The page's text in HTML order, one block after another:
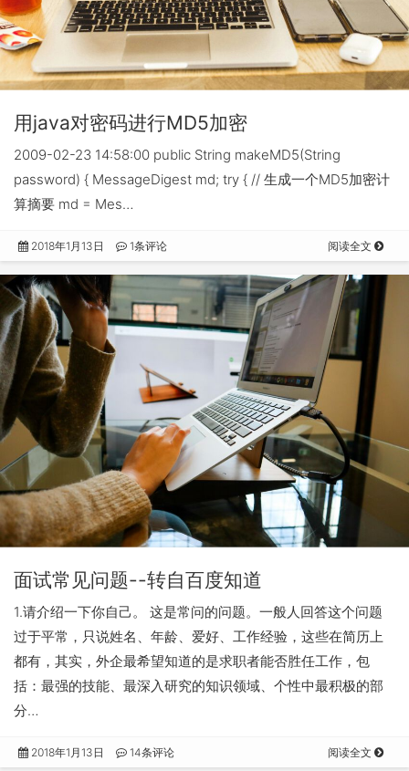
用java对密码进行MD5加密
2009-02-23 14:58:00 public String makeMD5(String
password) { MessageDigest md; try { // 生成一个MD5加密计
算摘要 md = Mes…
2018年1月13日 1条评论 阅读全文
面试常见问题--转自百度知道
1.请介绍一下你自己。 这是常问的问题。一般人回答这个问题
过于平常，只说姓名、年龄、爱好、工作经验，这些在简历上
都有，其实，外企最希望知道的是求职者能否胜任工作，包
括：最强的技能、最深入研究的知识领域、个性中最积极的部
分…
2018年1月13日 14条评论 阅读全文